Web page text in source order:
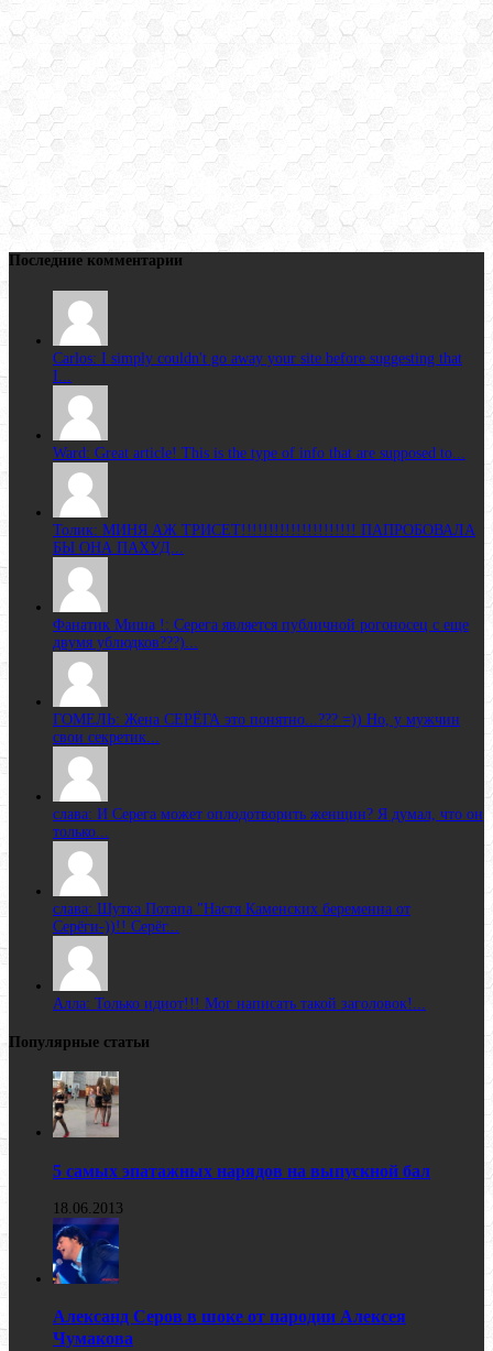
Последние комментарии
Carlos: I simply couldn't go away your site before suggesting that
I...
Ward: Great article! This is the type of info that are supposed to...
Толик: МИНЯ АЖ ТРИСЕТ!!!!!!!!!!!!!!!!!!!!! ПАПРОБОВАЛА
БЫ ОНА ПАХУД...
Фанатик Миша !: Серега является публичной рогоносец с еще
двумя ублюдков???)...
ГОМЕЛЬ: Жена CЕРЁГА это понятно...??? =)) Но, у мужчин
свои секретик...
слава: И Серега может оплодотворить женщин? Я думал, что он
только...
слава: Шутка Потапа "Настя Каменских беременна от
Серёги-))!! Серёг...
Алла: Только идиот!!! Мог написать такой заголовок!...
Популярные статьи
5 самых эпатажных нарядов на выпускной бал
18.06.2013
Александ Серов в шоке от пародии Алексея
Чумакова